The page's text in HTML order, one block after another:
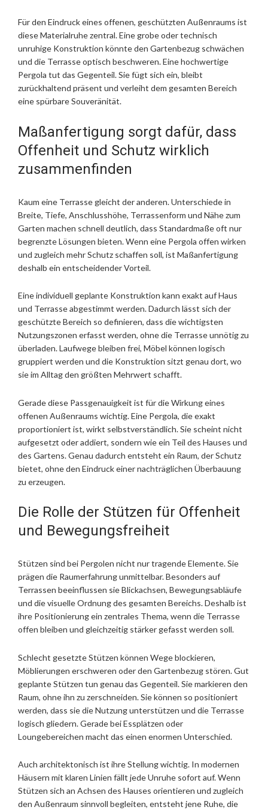
Für den Eindruck eines offenen, geschützten Außenraums ist
diese Materialruhe zentral. Eine grobe oder technisch
unruhige Konstruktion könnte den Gartenbezug schwächen
und die Terrasse optisch beschweren. Eine hochwertige
Pergola tut das Gegenteil. Sie fügt sich ein, bleibt
zurückhaltend präsent und verleiht dem gesamten Bereich
eine spürbare Souveränität.
Maßanfertigung sorgt dafür, dass
Offenheit und Schutz wirklich
zusammenfinden
Kaum eine Terrasse gleicht der anderen. Unterschiede in
Breite, Tiefe, Anschlusshöhe, Terrassenform und Nähe zum
Garten machen schnell deutlich, dass Standardmaße oft nur
begrenzte Lösungen bieten. Wenn eine Pergola offen wirken
und zugleich mehr Schutz schaffen soll, ist Maßanfertigung
deshalb ein entscheidender Vorteil.
Eine individuell geplante Konstruktion kann exakt auf Haus
und Terrasse abgestimmt werden. Dadurch lässt sich der
geschützte Bereich so definieren, dass die wichtigsten
Nutzungszonen erfasst werden, ohne die Terrasse unnötig zu
überladen. Laufwege bleiben frei, Möbel können logisch
gruppiert werden und die Konstruktion sitzt genau dort, wo
sie im Alltag den größten Mehrwert schafft.
Gerade diese Passgenauigkeit ist für die Wirkung eines
offenen Außenraums wichtig. Eine Pergola, die exakt
proportioniert ist, wirkt selbstverständlich. Sie scheint nicht
aufgesetzt oder addiert, sondern wie ein Teil des Hauses und
des Gartens. Genau dadurch entsteht ein Raum, der Schutz
bietet, ohne den Eindruck einer nachträglichen Überbauung
zu erzeugen.
Die Rolle der Stützen für Offenheit
und Bewegungsfreiheit
Stützen sind bei Pergolen nicht nur tragende Elemente. Sie
prägen die Raumerfahrung unmittelbar. Besonders auf
Terrassen beeinflussen sie Blickachsen, Bewegungsabläufe
und die visuelle Ordnung des gesamten Bereichs. Deshalb ist
ihre Positionierung ein zentrales Thema, wenn die Terrasse
offen bleiben und gleichzeitig stärker gefasst werden soll.
Schlecht gesetzte Stützen können Wege blockieren,
Möblierungen erschweren oder den Gartenbezug stören. Gut
geplante Stützen tun genau das Gegenteil. Sie markieren den
Raum, ohne ihn zu zerschneiden. Sie können so positioniert
werden, dass sie die Nutzung unterstützen und die Terrasse
logisch gliedern. Gerade bei Essplätzen oder
Loungebereichen macht das einen enormen Unterschied.
Auch architektonisch ist ihre Stellung wichtig. In modernen
Häusern mit klaren Linien fällt jede Unruhe sofort auf. Wenn
Stützen sich an Achsen des Hauses orientieren und zugleich
den Außenraum sinnvoll begleiten, entsteht jene Ruhe, die